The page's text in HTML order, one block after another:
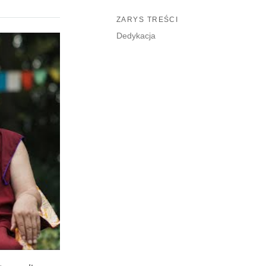
ZARYS TREŚCI
Dedykacja